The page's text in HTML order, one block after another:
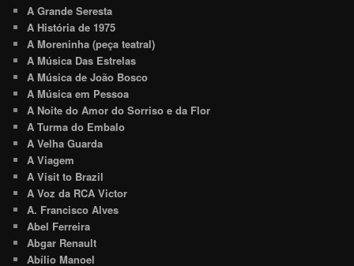
A Grande Seresta
A História de 1975
A Moreninha (peça teatral)
A Música Das Estrelas
A Música de João Bosco
A Música em Pessoa
A Noite do Amor do Sorriso e da Flor
A Turma do Embalo
A Velha Guarda
A Viagem
A Visit to Brazil
A Voz da RCA Victor
A. Francisco Alves
Abel Ferreira
Abgar Renault
Abílio Manoel